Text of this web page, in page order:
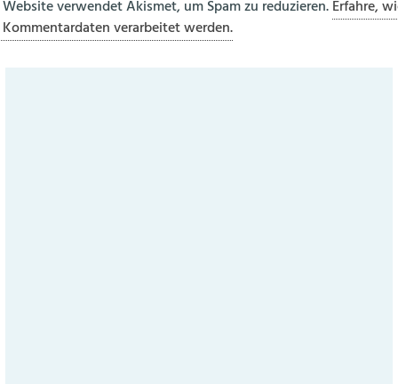
verwendet Akismet, um Spam zu reduzieren. Erfahre,
verarbeitet werden.